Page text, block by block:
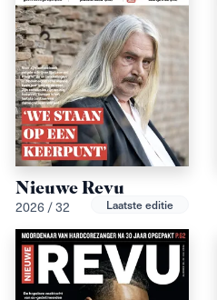
Nieuwe Revu
2026 / 32 Laatste editie